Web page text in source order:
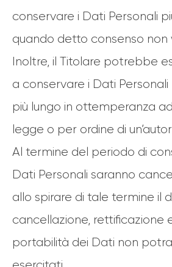
conservare i Dati Personali
quando detto consenso non
Inoltre, il Titolare potrebbe
a conservare i Dati
più lungo in ottemperanza
legge o per ordine di
Al termine del periodo di
Dati Personali saranno
allo spirare di tale termine il
cancellazione, rettificazione
portabilità dei Dati non